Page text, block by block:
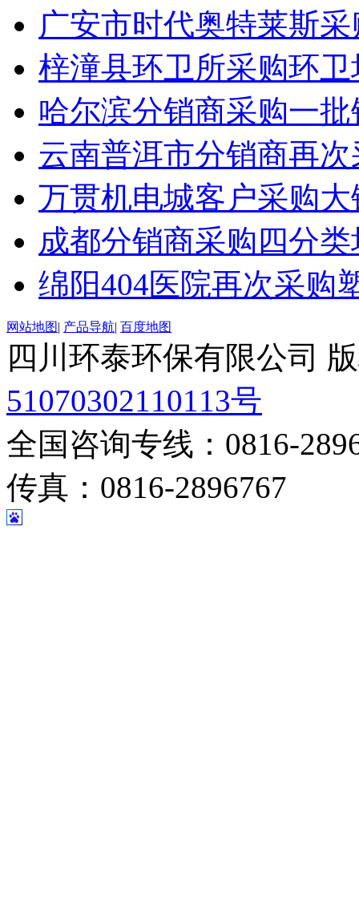
广安市时代奥特莱斯
梓潼县环卫所采购环
哈尔滨分销商采购一
云南普洱市分销商再
万贯机电城客户采购大
成都分销商采购四分
绵阳404医院再次采购
网站地图 产品导航 百度地图
四川环泰环保有限公司
51070302110113号
全国咨询专线：0816-
传真：0816-2896767